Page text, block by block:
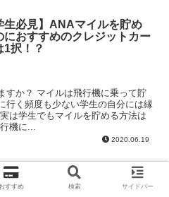
生必見】ANAマイルを貯め
におすすめのクレジットカー
1択！？
すか？ マイルは飛行機に乗って貯
行く頻度も少ない学生の自分には縁
は学生でもマイルを貯める方法は
機に...
2020.06.19
の海外旅行にクレジットカー
必要な理由とは？学生におす
のカードと選び方
すすめ 検索 サイドバー